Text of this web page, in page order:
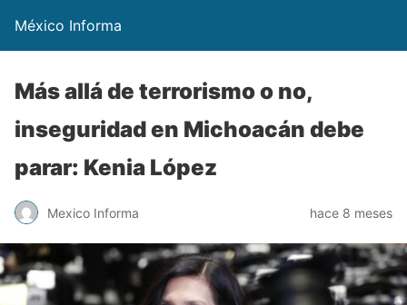
México Informa
Más allá de terrorismo o no,
inseguridad en Michoacán debe
parar: Kenia López
Mexico Informa hace 8 meses